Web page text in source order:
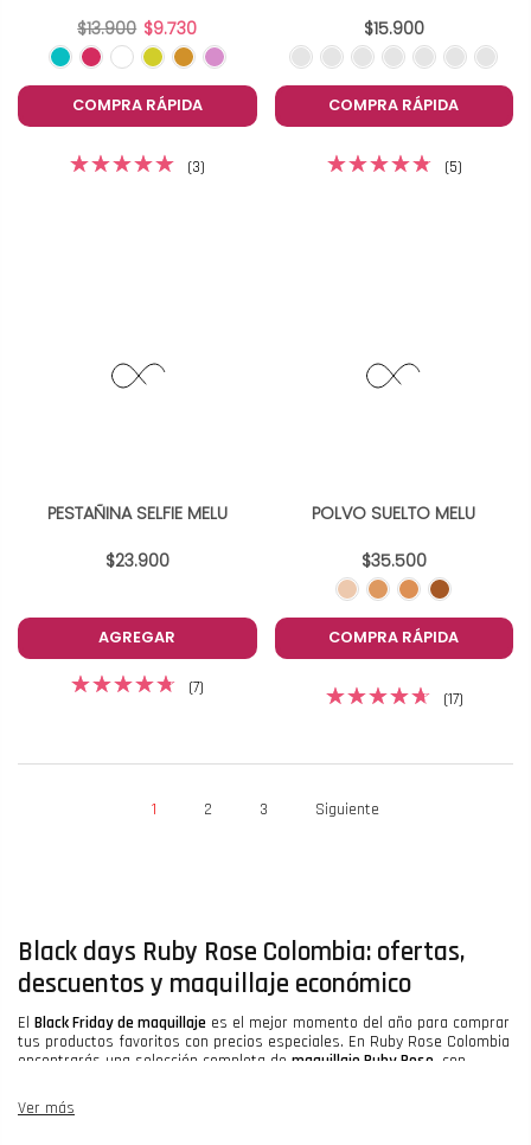
$13.900 $9.730
COMPRA RÁPIDA
(3)
$15.900
COMPRA RÁPIDA
(5)
PESTAÑINA SELFIE MELU
$23.900
AGREGAR
(7)
POLVO SUELTO MELU
$35.500
COMPRA RÁPIDA
(17)
1 2 3 Siguiente
Black days Ruby Rose Colombia: ofertas,
descuentos y maquillaje económico
El Black Friday de maquillaje es el mejor momento del año para comprar
tus productos favoritos con precios especiales. En Ruby Rose Colombia
encontrarás una selección completa de maquillaje Ruby Rose , con
más.
Ver más